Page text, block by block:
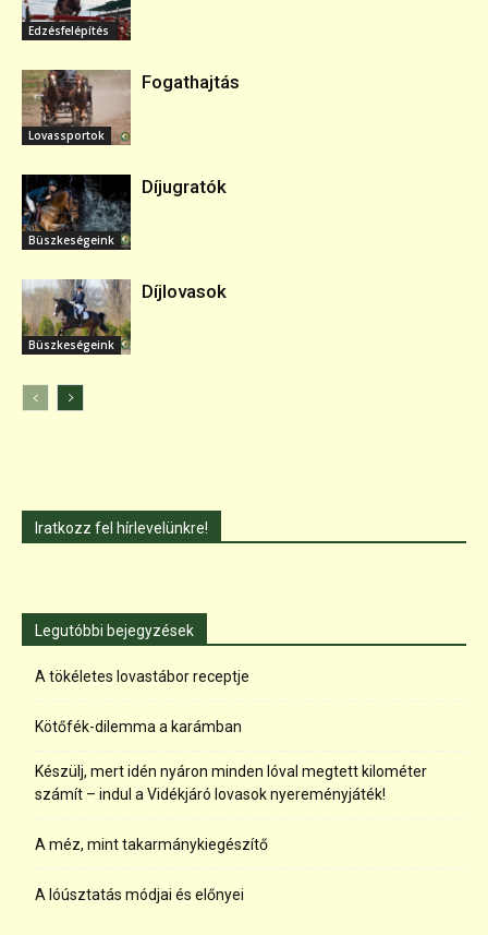
Edzésfelépítés
Lovassportok
Fogathajtás
Büszkeségeink
Díjugratók
Büszkeségeink
Díjlovasok
Iratkozz fel hírlevelünkre!
Legutóbbi bejegyzések
A tökéletes lovastábor receptje
Kötőfék-dilemma a karámban
Készülj, mert idén nyáron minden lóval megtett kilométer
számít – indul a Vidékjáró lovasok nyereményjáték!
A méz, mint takarmánykiegészítő
A lóúsztatás módjai és előnyei